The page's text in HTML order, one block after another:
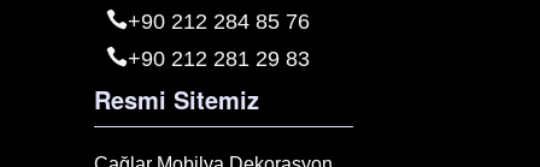
+90 212 284 85 76
+90 212 281 29 83
Resmi Sitemiz